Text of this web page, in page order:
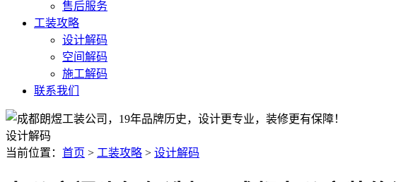
售后服务
工装攻略
设计解码
空间解码
施工解码
联系我们
设计解码
当前位置： 首页 > 工装攻略 > 设计解码